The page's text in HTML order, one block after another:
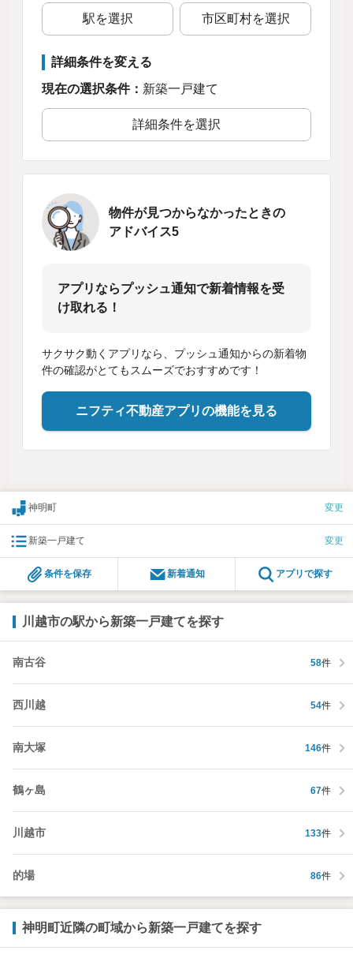
駅を選択 市区町村を選択
詳細条件を変える
現在の選択条件： 新築一戸建て
詳細条件を選択
物件が見つからなかったときの
アドバイス5
アプリならプッシュ通知で新着情報を受
け取れる！
サクサク動くアプリなら、プッシュ通知からの新着物
件の確認がとてもスムーズでおすすめです！
ニフティ不動産アプリの機能を見る
神明町 変更
新築一戸建て 変更
条件を保存 新着通知 アプリで探す
川越市の駅から新築一戸建てを探す
南古谷 58件
西川越 54件
南大塚 146件
鶴ヶ島 67件
川越市 133件
的場 86件
神明町近隣の町域から新築一戸建てを探す